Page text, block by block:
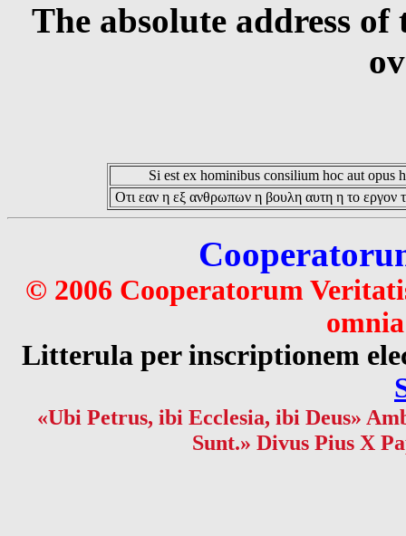
The absolute address
Si est ex hominibus consilium hoc aut opus
Οτι εαν η εξ ανθρωπων η βουλη αυτη η το εργον
© 2006 Cooperatorum
Litterula per inscriptionem
«Ubi Petrus, ibi Ecclesia, ibi Deus»
Sunt.» Divus Pius X